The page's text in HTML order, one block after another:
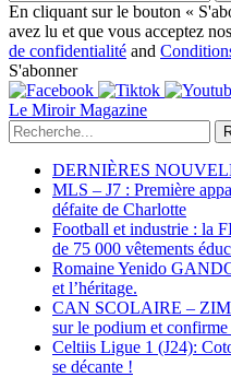
En cliquant sur le bouton «
avez lu et que vous acceptez
de confidentialité and
S'abonner
Le Miroir Magazine
DERNIÈRES
MLS – J7 : Première
défaite de Charlotte
Football et industrie : la
de 75 000 vêtements
Romaine Yenido
et l’héritage.
CAN SCOLAIRE –
sur le podium et confirme
Celtiis Ligue 1 (J24):
se décante !